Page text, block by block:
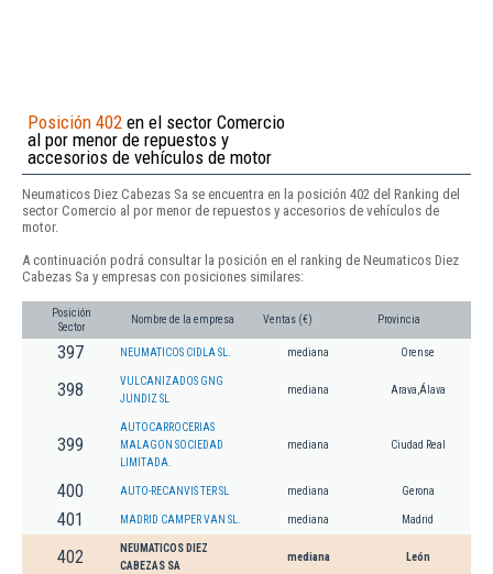
Posición 402 en el sector Comercio
al por menor de repuestos y
accesorios de vehículos de motor
Neumaticos Diez Cabezas Sa se encuentra en la posición 402 del Ranking del
sector Comercio al por menor de repuestos y accesorios de vehículos de
motor.
A continuación podrá consultar la posición en el ranking de Neumaticos Diez
Cabezas Sa y empresas con posiciones similares:
Posición
Sector
Nombre de la empresa Ventas (€) Provincia
397 NEUMATICOS CIDLA SL. mediana Orense
398
VULCANIZADOS GNG
JUNDIZ SL
mediana Arava,Álava
399
AUTOCARROCERIAS
MALAGON SOCIEDAD
LIMITADA.
mediana Ciudad Real
400 AUTO-RECANVIS TER SL mediana Gerona
401 MADRID CAMPER VAN SL. mediana Madrid
402
NEUMATICOS DIEZ
CABEZAS SA
mediana León